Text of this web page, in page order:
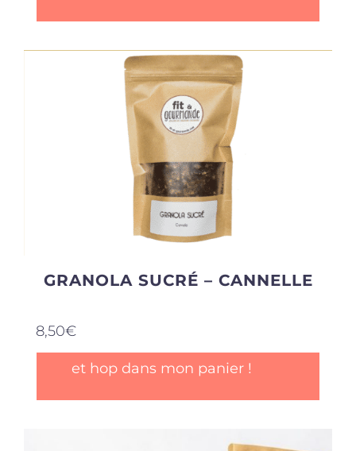
GRANOLA SUCRÉ – CANNELLE
8,50€
et hop dans mon panier !